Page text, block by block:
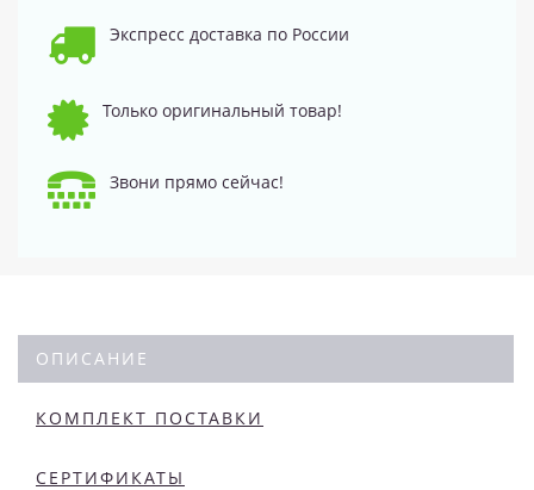
Экспресс доставка по России
Только оригинальный товар!
Звони прямо сейчас!
ОПИСАНИЕ
КОМПЛЕКТ ПОСТАВКИ
СЕРТИФИКАТЫ